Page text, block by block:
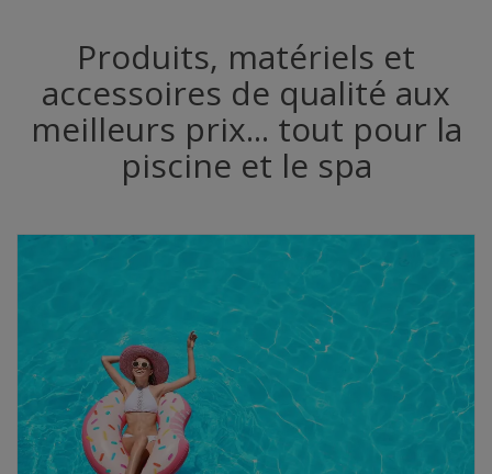
Produits, matériels et
accessoires de qualité aux
meilleurs prix... tout pour la
piscine et le spa